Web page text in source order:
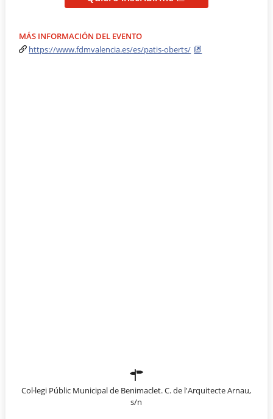
MÁS INFORMACIÓN DEL EVENTO
https://www.fdmvalencia.es/es/patis-oberts/
Col·legi Públic Municipal de Benimaclet. C. de l'Arquitecte Arnau,
s/n